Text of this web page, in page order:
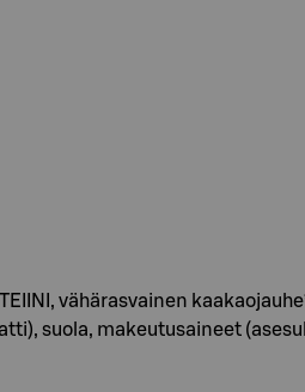
vähärasvainen
suola, makeutusaineet